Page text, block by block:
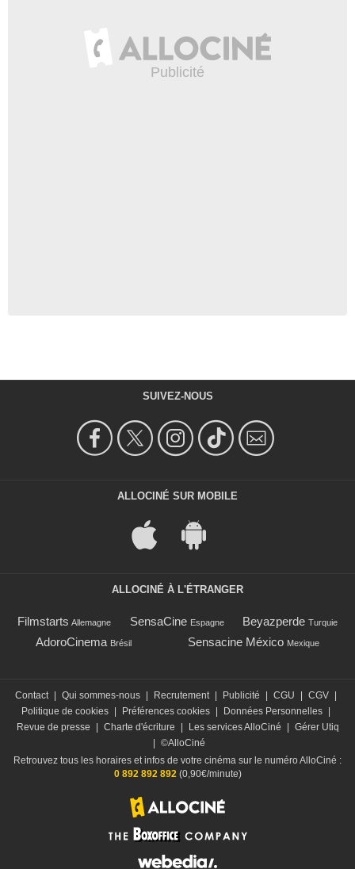
SUIVEZ-NOUS
ALLOCINÉ SUR MOBILE
ALLOCINÉ À L'ÉTRANGER
Filmstarts Allemagne SensaCine Espagne Beyazperde Turquie
AdoroCinema Brésil Sensacine México Mexique
Contact | Qui sommes-nous | Recrutement | Publicité | CGU | CGV |
Politique de cookies | Préférences cookies | Données Personnelles |
Revue de presse
| Charte d'écriture | Les services AlloCiné | Gérer Utiq
| ©AlloCiné
Retrouvez tous les horaires et infos de votre cinéma sur le numéro AlloCiné :
0 892 892 892 (0,90€/minute)